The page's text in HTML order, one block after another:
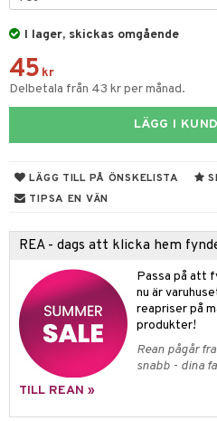
I lager, skickas omgående
45 kr
Delbetala från 43 kr per månad.
LÄGG I
LÄGG TILL PÅ ÖNSKELISTA
TIPSA EN VÄN
REA - dags att klicka hem
Passa på att
nu är
reapriser på
produkter!
Rean pågår
snabb - dina
TILL REAN »
hy
Dagcreme
/ Kajal
up
utan sol
& tvål
Set
& Baby
& Rumsdoft
de parfum
de toilettetrimmers
produkter
utan sol
& tvål
shave balm
shave lotion
de cologne
de toilette
svar